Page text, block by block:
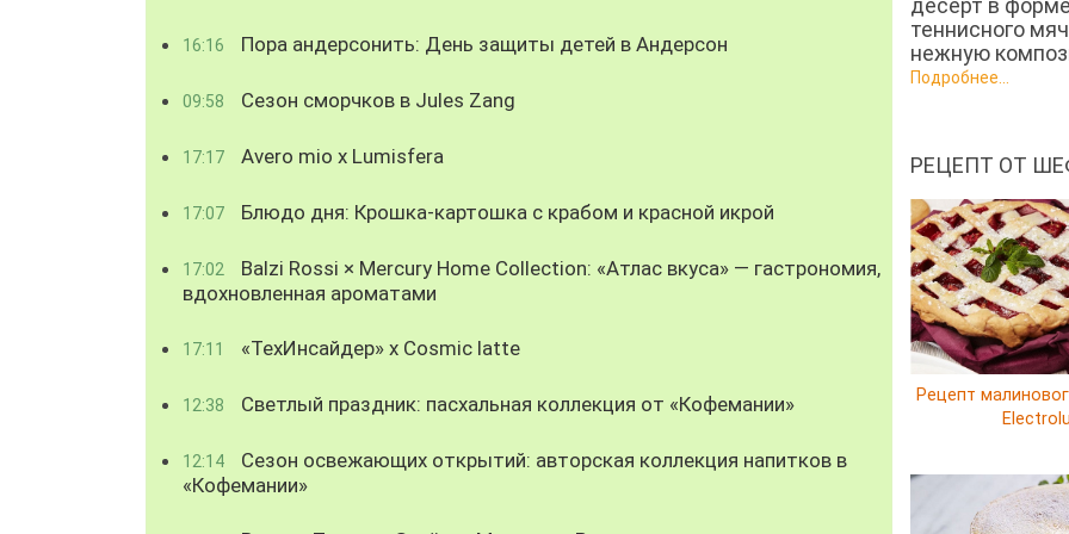
16:16 Пора андерсонить: День защиты детей в Андерсон
09:58 Сезон сморчков в Jules Zang
17:17 Avero mio x Lumisfera
17:07 Блюдо дня: Крошка-картошка с крабом и красной икрой
17:02
Balzi Rossi × Mercury Home Collection: «Атлас вкуса» — гастрономия,
вдохновленная ароматами
17:11 «ТехИнсайдер» х Cosmic latte
12:38 Светлый праздник: пасхальная коллекция от «Кофемании»
12:14
Сезон освежающих открытий: авторская коллекция напитков в
«Кофемании»
десерт в форме
теннисного
нежную
Подробнее...
РЕЦЕПТ ОТ
Рецепт